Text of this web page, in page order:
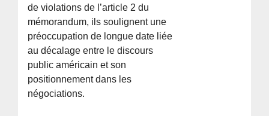
de violations de l’article 2 du
mémorandum, ils soulignent une
préoccupation de longue date liée
au décalage entre le discours
public américain et son
positionnement dans les
négociations.